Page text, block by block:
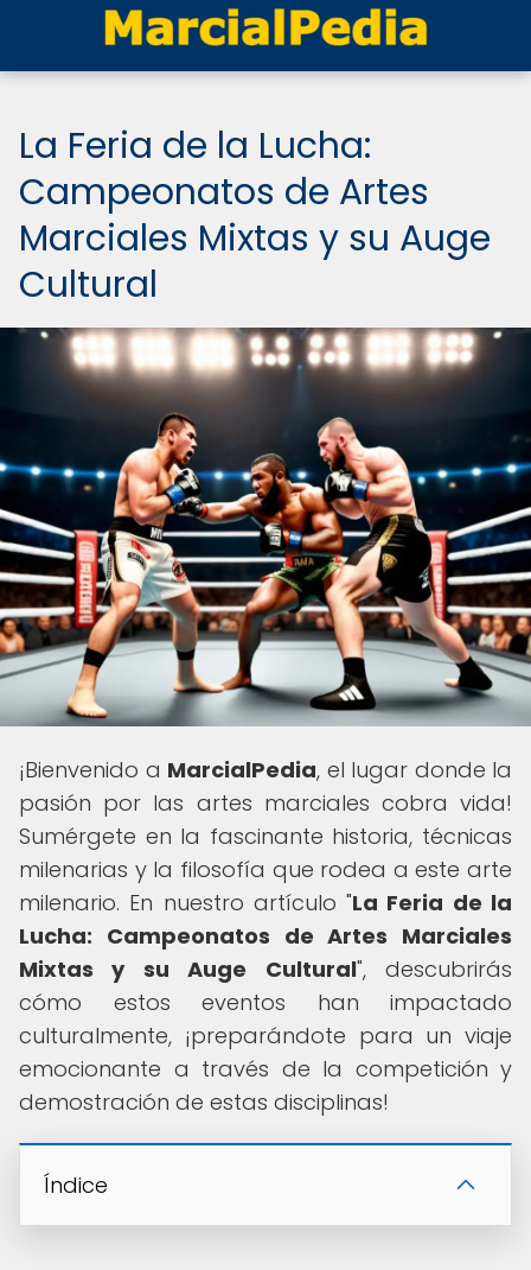
La Feria de la Lucha:
Campeonatos de Artes
Marciales Mixtas y su Auge
Cultural
¡Bienvenido a MarcialPedia, el lugar donde la
pasión por las artes marciales cobra vida!
Sumérgete en la fascinante historia, técnicas
milenarias y la filosofía que rodea a este arte
milenario. En nuestro artículo "La Feria de la
Lucha: Campeonatos de Artes Marciales
Mixtas y su Auge Cultural", descubrirás
cómo estos eventos han impactado
culturalmente, ¡preparándote para un viaje
emocionante a través de la competición y
demostración de estas disciplinas!
Índice